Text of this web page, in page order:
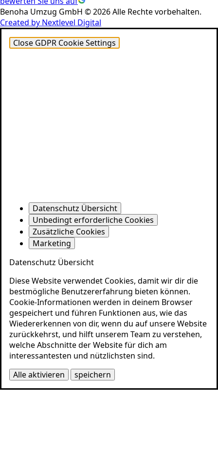
Benoha Umzug GmbH © 2026 Alle Rechte vorbehalten.
Created by Nextlevel Digital
Close GDPR Cookie Settings
Datenschutz Übersicht
Unbedingt erforderliche Cookies
Zusätzliche Cookies
Marketing
Datenschutz Übersicht
Diese Website verwendet Cookies, damit wir dir die
bestmögliche Benutzererfahrung bieten können.
Cookie-Informationen werden in deinem Browser
gespeichert und führen Funktionen aus, wie das
Wiedererkennen von dir, wenn du auf unsere Website
zurückkehrst, und hilft unserem Team zu verstehen,
welche Abschnitte der Website für dich am
interessantesten und nützlichsten sind.
Alle aktivieren
speichern